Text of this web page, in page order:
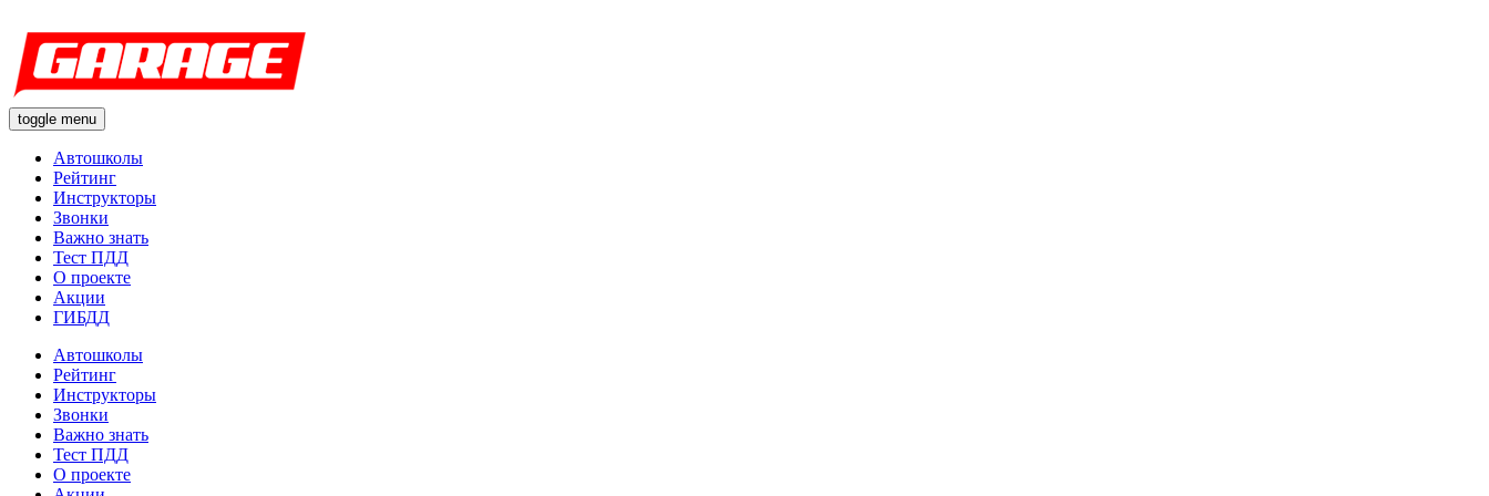
toggle menu
Автошколы
Рейтинг
Инструкторы
Звонки
Важно знать
Тест ПДД
О проекте
Акции
ГИБДД
Автошколы
Рейтинг
Инструкторы
Звонки
Важно знать
Тест ПДД
О проекте